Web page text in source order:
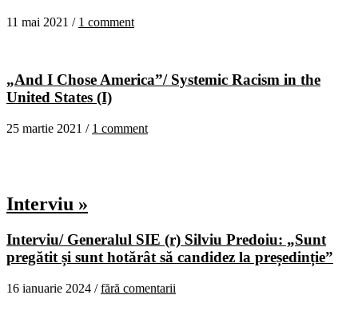
11 mai 2021 / 1 comment
„And I Chose America”/ Systemic Racism in the
United States (I)
25 martie 2021 / 1 comment
Interviu »
Interviu/ Generalul SIE (r) Silviu Predoiu: „Sunt
pregătit și sunt hotărât să candidez la președinție”
16 ianuarie 2024 /fără comentarii